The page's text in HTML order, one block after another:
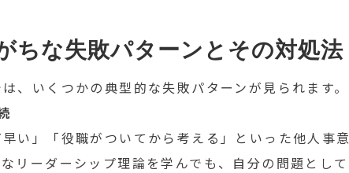
ちな失敗パターンとその対処法
、いくつかの典型的な失敗パターンが見られます。
い」「役職がついてから考える」といった他人事意
リーダーシップ理論を学んでも、自分の問題として